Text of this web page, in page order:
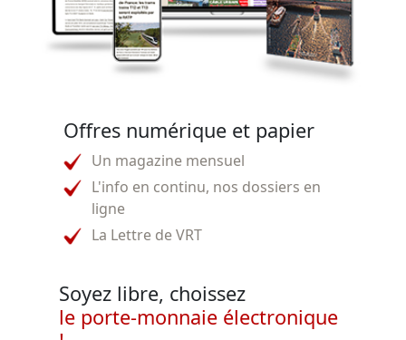
Offres numérique et papier
Un magazine mensuel
L'info en continu, nos dossiers en
ligne
La Lettre de VRT
Soyez libre, choissez
le porte-monnaie électronique